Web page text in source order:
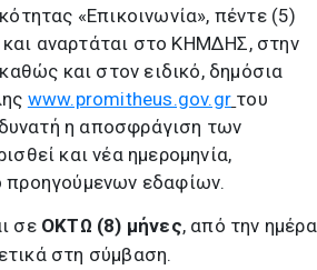
«Επικοινωνία», πέντε (5)
και αναρτάται στο ΚΗΜΔΗΣ, στην
και στον ειδικό, δημόσια
www.promitheus.gov.gr του
η αποσφράγιση των
και νέα ημερομηνία,
εδαφίων.
σε ΟΚΤΩ (8) μήνες, από την ημέρα
στη σύμβαση.